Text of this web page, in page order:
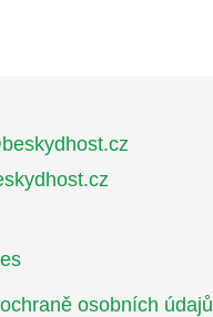
osobních údajů